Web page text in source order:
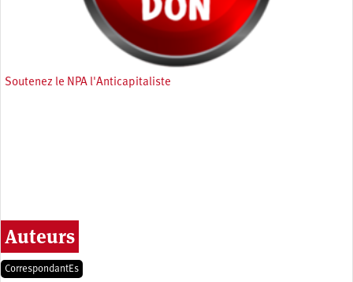
Soutenez le NPA l'Anticapitaliste
Auteurs
CorrespondantEs